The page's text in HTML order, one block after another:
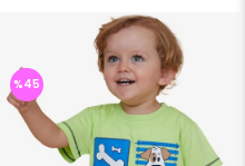
%45